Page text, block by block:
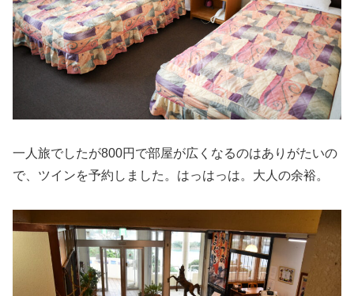
一人旅でしたが800円で部屋が広くなるのはありがたいの
で、ツインを予約しました。はっはっは。大人の余裕。